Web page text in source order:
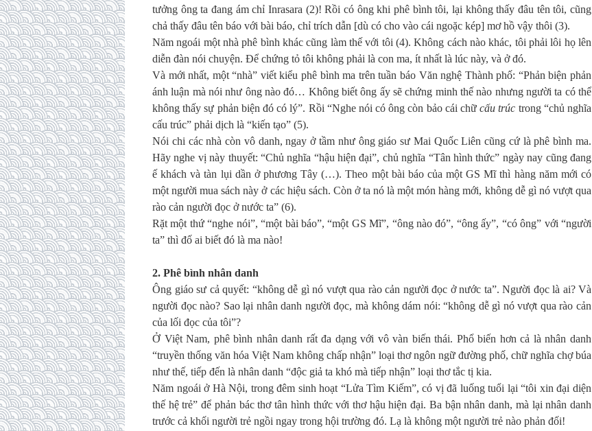
tưởng ông ta đang ám chỉ Inrasara (2)! Rồi có ông khi phê bình tôi, lại không thấy đâu tên tôi, cũng
chả thấy đâu tên báo với bài báo, chỉ trích dẫn [dù có cho vào cái ngoặc kép] mơ hồ vậy thôi (3).
Năm ngoái một nhà phê bình khác cũng làm thế với tôi (4). Không cách nào khác, tôi phải lôi họ lên
diễn đàn nói chuyện. Để chứng tỏ tôi không phải là con ma, ít nhất là lúc này, và ở đó.
Và mới nhất, một “nhà” viết kiểu phê bình ma trên tuần báo Văn nghệ Thành phố: “Phản biện phản
ánh luận mà nói như ông nào đó… Không biết ông ấy sẽ chứng minh thế nào nhưng người ta có thể
không thấy sự phản biện đó có lý”. Rồi “Nghe nói có ông còn bảo cái chữcấu trúc trong “chủ nghĩa
cấu trúc” phải dịch là “kiến tạo” (5).
Nói chi các nhà còn vô danh, ngay ở tầm như ông giáo sư Mai Quốc Liên cũng cứ là phê bình ma.
Hãy nghe vị này thuyết: “Chủ nghĩa “hậu hiện đại”, chủ nghĩa “Tân hình thức” ngày nay cũng đang
ế khách và tàn lụi dần ở phương Tây (…). Theo một bài báo của một GS Mĩ thì hàng năm mới có
một người mua sách này ở các hiệu sách. Còn ở ta nó là một món hàng mới, không dễ gì nó vượt qua
rào cản người đọc ở nước ta” (6).
Rặt một thứ “nghe nói”, “một bài báo”, “một GS Mĩ”, “ông nào đó”, “ông ấy”, “có ông” với “người
ta” thì đố ai biết đó là ma nào!
2. Phê bình nhân danh
Ông giáo sư cả quyết: “không dễ gì nó vượt qua rào cản người đọc ở nước ta”. Người đọc là ai? Và
người đọc nào? Sao lại nhân danh người đọc, mà không dám nói: “không dễ gì nó vượt qua rào cản
của lối đọc của tôi”?
Ở Việt Nam, phê bình nhân danh rất đa dạng với vô vàn biến thái. Phổ biến hơn cả là nhân danh
“truyền thống văn hóa Việt Nam không chấp nhận” loại thơ ngôn ngữ đường phố, chữ nghĩa chợ búa
như thế, tiếp đến là nhân danh “độc giả ta khó mà tiếp nhận” loại thơ tắc tị kia.
Năm ngoái ở Hà Nội, trong đêm sinh hoạt “Lửa Tìm Kiếm”, có vị đã luống tuổi lại “tôi xin đại diện
thế hệ trẻ” để phản bác thơ tân hình thức với thơ hậu hiện đại. Ba bận nhân danh, mà lại nhân danh
trước cả khối người trẻ ngồi ngay trong hội trường đó. Lạ là không một người trẻ nào phản đối!